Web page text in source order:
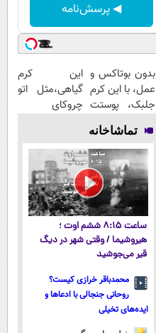
◀ پرسش‌نامه
بدون بوتاکس و
عمل، با این کرم
جلبک، پوستت
رو جوان کن
این کرم
گیاهی،مثل اتو
چروکای
تماشاخانه
ساعت ۸:۱۵ ششم اوت ؛
هیروشیما / وقتی شهر در دیگ
قیر می‌جوشید
محمدباقر خرازی کیست؟
روحانی جنجالی با ادعاها و
ایده‌های تخیلی